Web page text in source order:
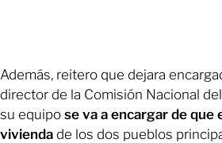
Además, reitero que dejara
director de la Comisión Nacional
su equipo se va a encargar de que
vivienda de los dos pueblos